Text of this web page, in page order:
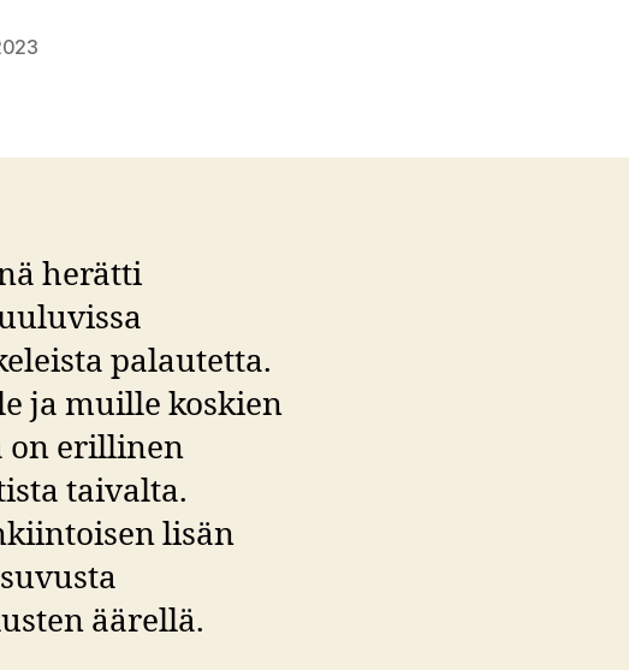
herätti
palautetta.
ja muille koskien
on erillinen
taivalta.
lisän
äärellä.